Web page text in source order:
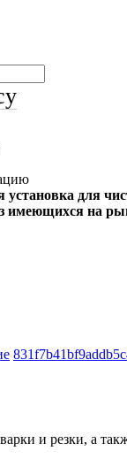
для
имеющихся на
и резки, а